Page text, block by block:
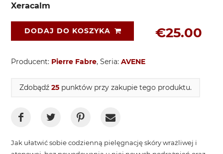
Xeracalm
€25.00
DODAJ DO KOSZYKA
Producent: Pierre Fabre, Seria: AVENE
Zdobądź 25 punktów przy zakupie tego produktu.
Jak ułatwić sobie codzienną pielęgnację skóry wrażliwej i